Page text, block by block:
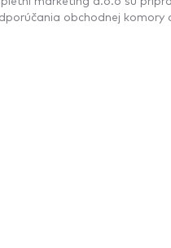
obchodnej komory